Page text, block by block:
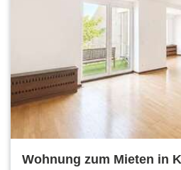
Wohnung zum Mieten in